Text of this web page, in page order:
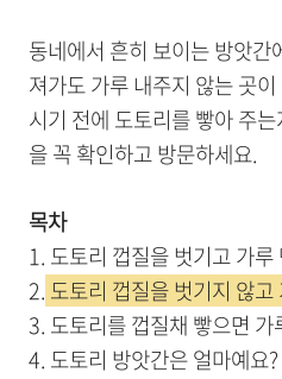
동네에서 흔히 보이는 방앗
져가도 가루 내주지 않는 곳
시기 전에 도토리를 빻아 주
을 꼭 확인하고 방문하세요.
목차
1. 도토리 껍질을 벗기고 가루
2. 도토리 껍질을 벗기지 않고
3. 도토리를 껍질채 빻으면 가
4. 도토리 방앗간은 얼마예요?